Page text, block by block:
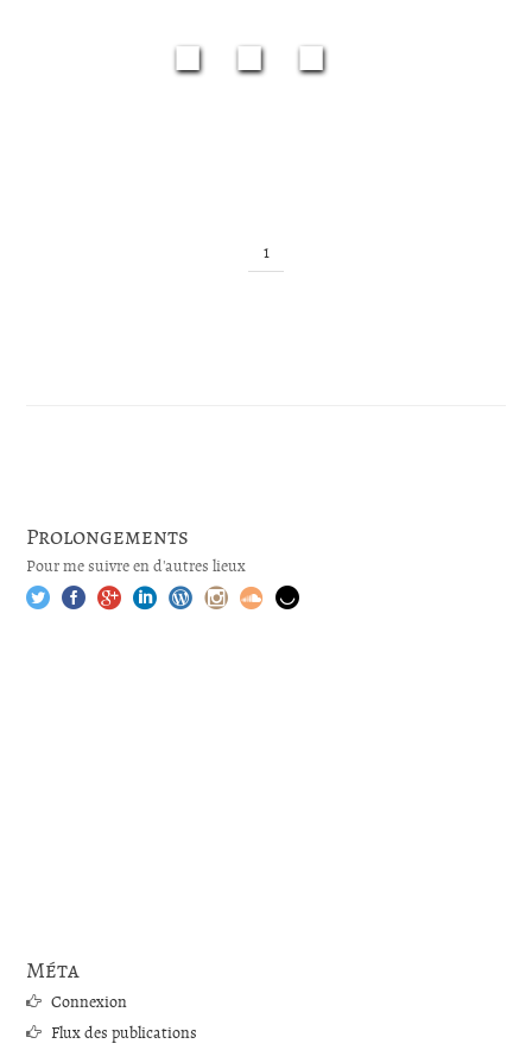
■■■
1
Prolongements
Pour me suivre en d'autres lieux
Méta
Connexion
Flux des publications